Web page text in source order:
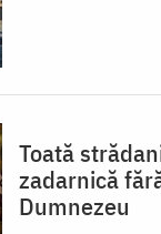
Toată
zadarnică
Dumnezeu